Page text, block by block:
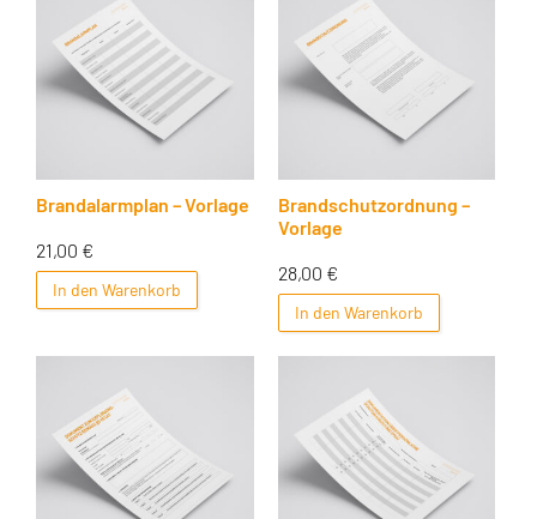
Brandalarmplan – Vorlage
21,00 €
In den Warenkorb
Brandschutzordnung –
Vorlage
28,00 €
In den Warenkorb